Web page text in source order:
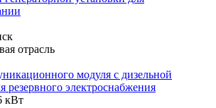
отрасль
модуля с дизельной
резервного электроснабжения
кВт